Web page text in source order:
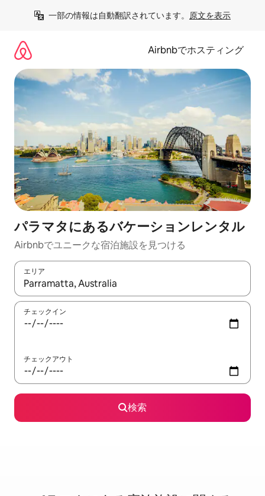
一部の情報は自動翻訳されています。 原文を表示
Airbnbでホスティング
パラマタにあるバケーションレンタル
Airbnbでユニークな宿泊施設を見つける
エリア
検索結果が表示されたら、上下の矢印キーを使って移動するか
チェックイン
チェックアウト
検索